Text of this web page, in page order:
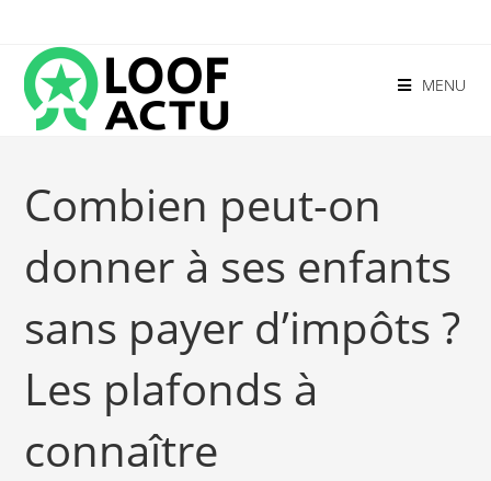
MENU
Combien peut-on
donner à ses enfants
sans payer d’impôts ?
Les plafonds à
connaître